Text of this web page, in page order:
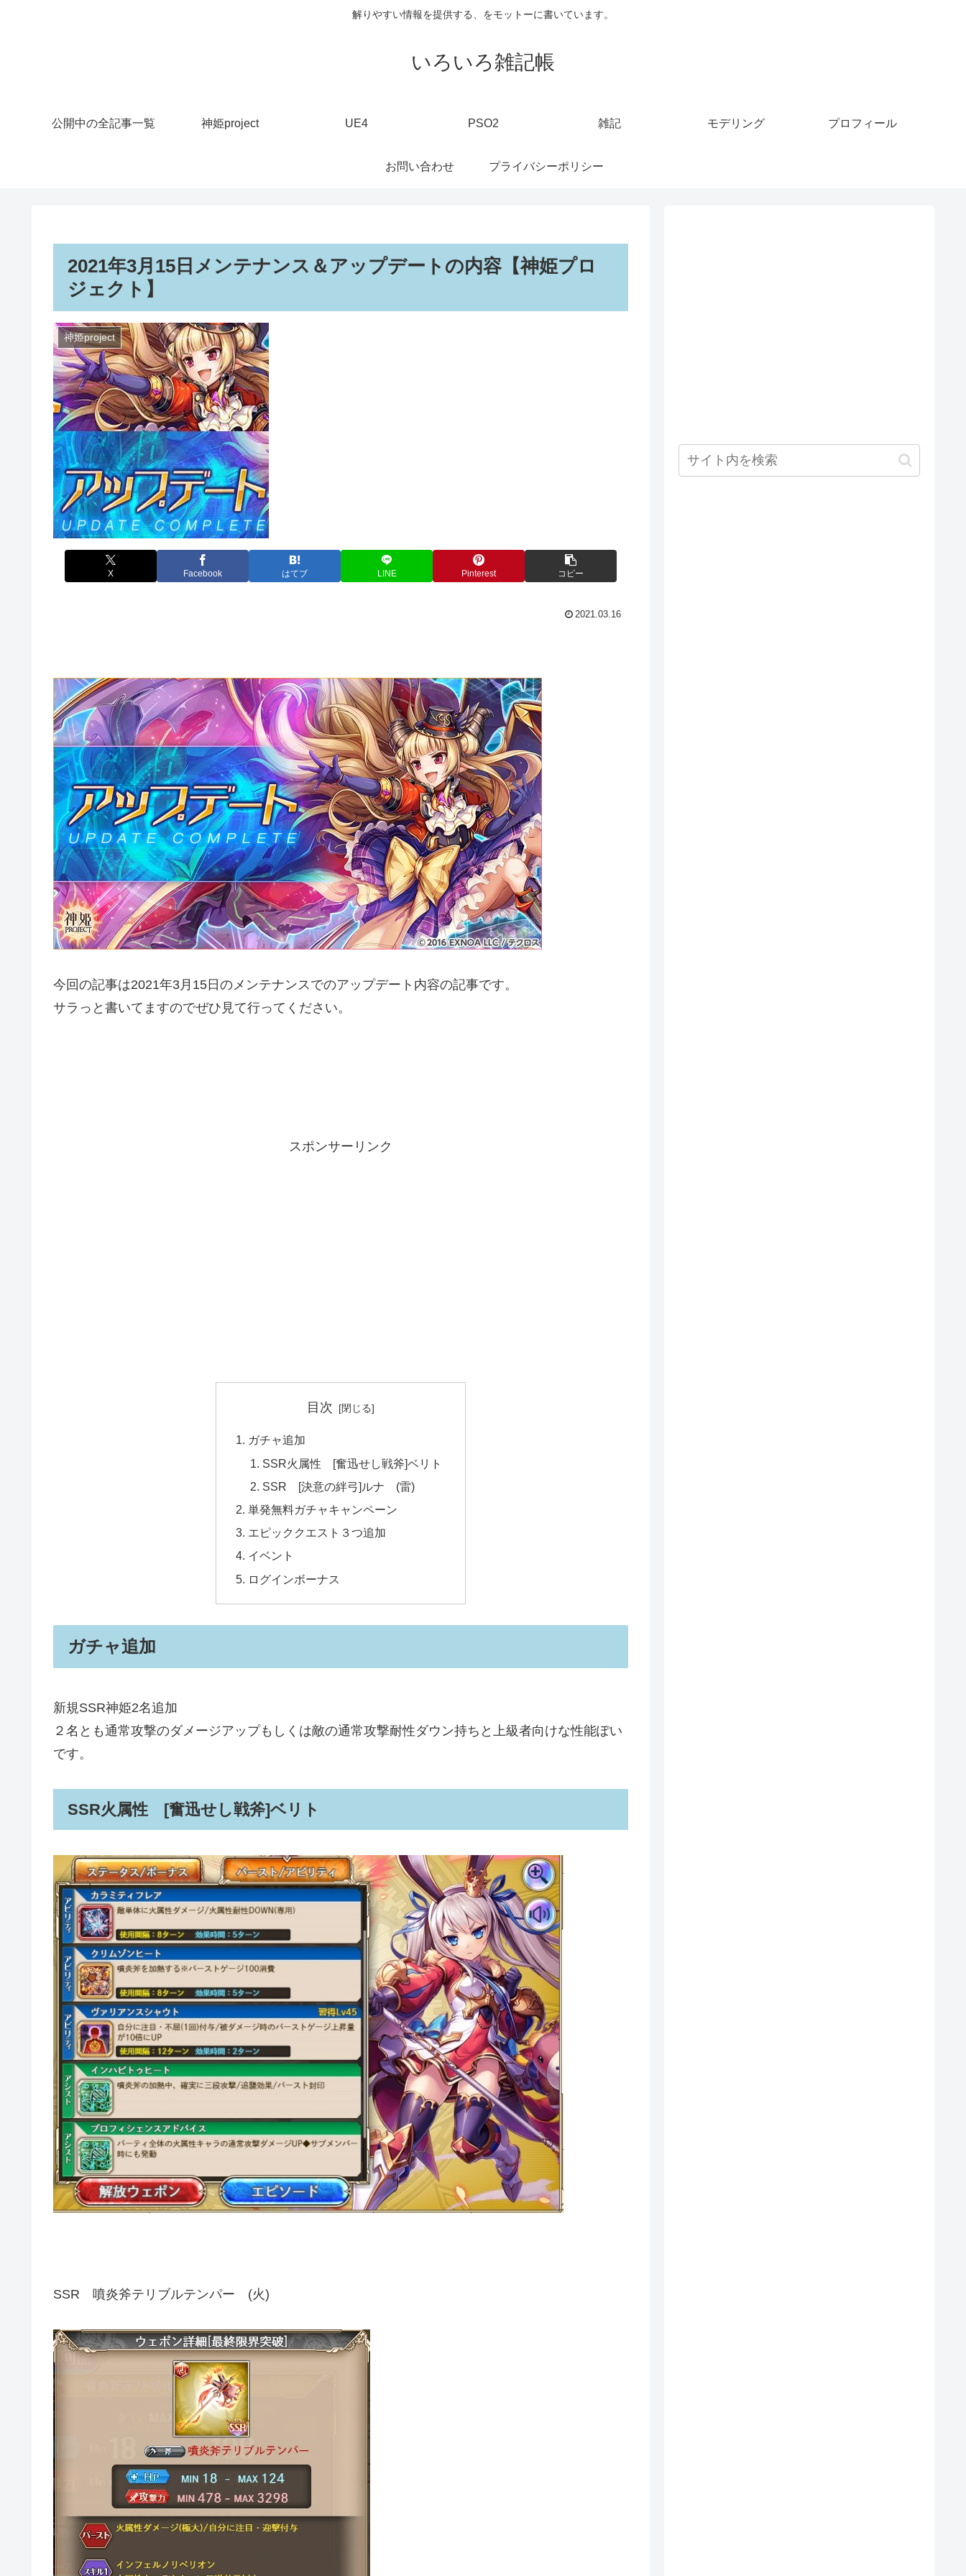
解りやすい情報を提供する、をモットーに書いています。
いろいろ雑記帳
公開中の全記事一覧 神姫project UE4 PSO2 雑記 モデリング プロフィール
お問い合わせ プライバシーポリシー
2021年3月15日メンテナンス＆アップデートの内容【神姫プロ
ジェクト】
神姫project
X Facebook はてブ LINE Pinterest コピー
2021.03.16
今回の記事は2021年3月15日のメンテナンスでのアップデート内容の記事です。
サラっと書いてますのでぜひ見て行ってください。
スポンサーリンク
目次
ガチャ追加
SSR火属性 [奮迅せし戦斧]ベリト
SSR [決意の絆弓]ルナ (雷)
単発無料ガチャキャンペーン
エピッククエスト３つ追加
イベント
ログインボーナス
ガチャ追加
新規SSR神姫2名追加
２名とも通常攻撃のダメージアップもしくは敵の通常攻撃耐性ダウン持ちと上級者向けな性能ぽい
です。
SSR火属性 [奮迅せし戦斧]ベリト
SSR 噴炎斧テリブルテンパー (火)